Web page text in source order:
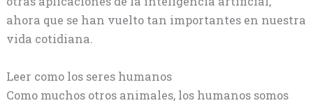
ahora que se han vuelto tan importantes en nuestra
vida cotidiana.
Leer como los seres humanos
Como muchos otros animales, los humanos somos